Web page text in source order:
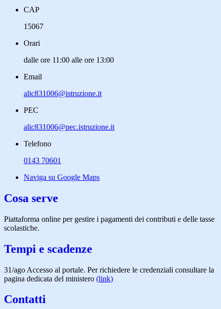
CAP
15067
Orari
dalle ore 11:00 alle ore 13:00
Email
alic831006@istruzione.it
PEC
alic831006@pec.istruzione.it
Telefono
0143 70601
Naviga su Google Maps
Cosa serve
Piattaforma online per gestire i pagamenti dei contributi e delle tasse
scolastiche.
Tempi e scadenze
31/ago Accesso al portale. Per richiedere le credenziali consultare la
pagina dedicata del ministero (link)
Contatti